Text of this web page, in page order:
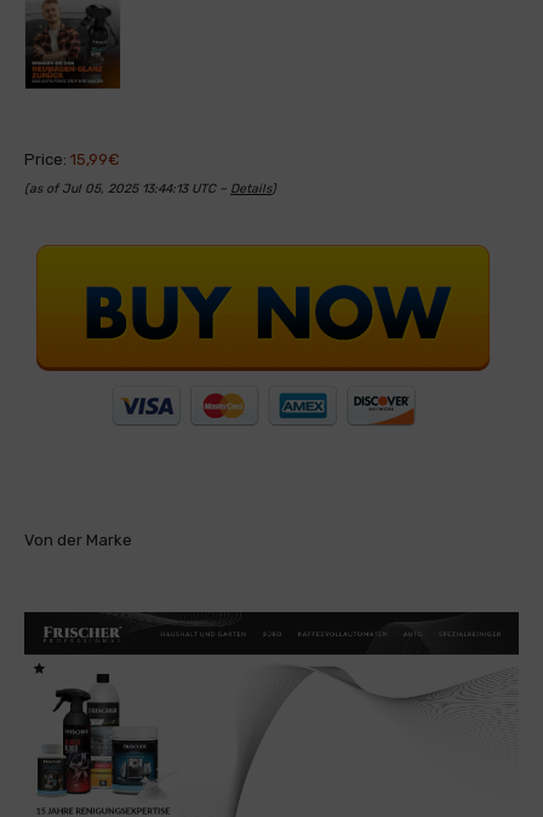
Price: 15,99€
(as of Jul 05, 2025 13:44:13 UTC – Details)
Von der Marke